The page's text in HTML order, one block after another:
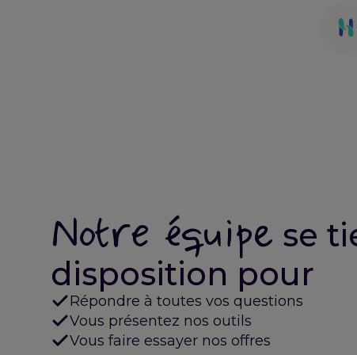
Notre équipe se
disposition pour
Répondre à toutes vos questions
Vous présentez nos outils
Vous faire essayer nos offres